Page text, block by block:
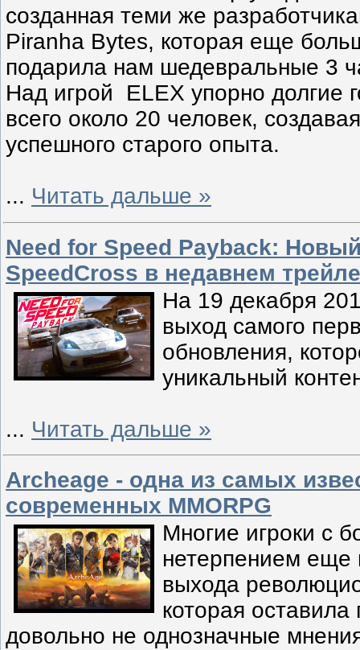
созданная теми же
Piranha Bytes, которая еще
подарила нам шедевральные 3
Над игрой ELEX упорно долгие
всего около 20 человек,
успешного старого опыта.
... Читать дальше »
Need for Speed Payback:
SpeedCross в недавнем
На 19 декабря
выход самого
обновления,
уникальный
... Читать дальше »
Archeage - одна из самых
современных MMORPG
Многие игроки с
нетерпением еще
выхода
которая оставила
довольно не однозначные